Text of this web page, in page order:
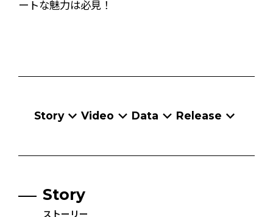
ートな魅力は必見！
Story Video Data Release
Story
ストーリー